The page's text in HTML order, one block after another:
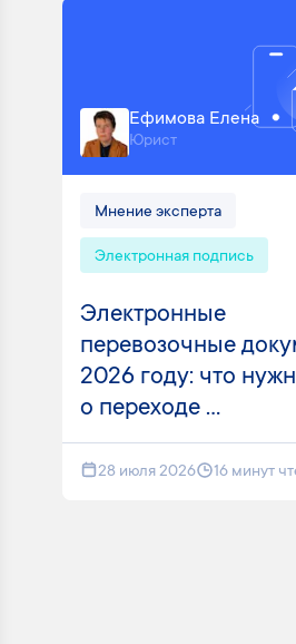
Ефимова Елена
Юрист
Мнение эксперта
Электронная подпись
Электронные
перевозочные
2026 году: что
о переходе ...
28 июля 2026 16 минут